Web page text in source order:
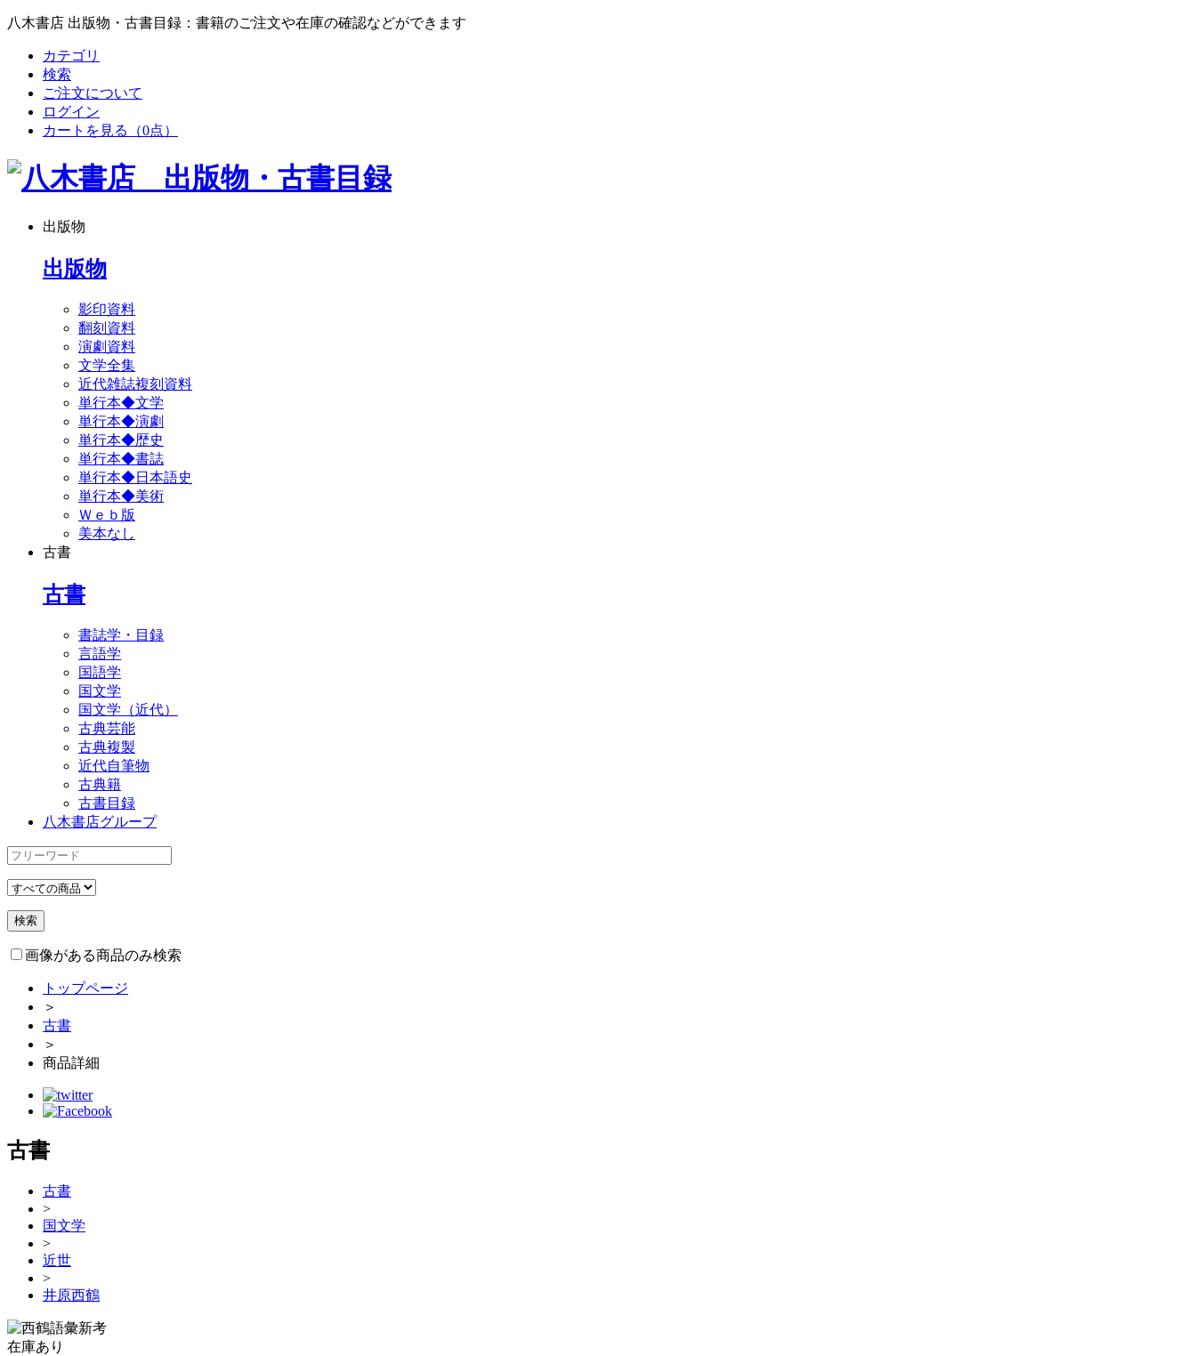
八木書店 出版物・古書目録：書籍のご注文や在庫の確認などができます
カテゴリ
検索
ご注文について
ログイン
カートを見る
（0点）
出版物
出版物
影印資料
翻刻資料
演劇資料
文学全集
近代雑誌複刻資料
単行本◆文学
単行本◆演劇
単行本◆歴史
単行本◆書誌
単行本◆日本語史
単行本◆美術
Ｗｅｂ版
美本なし
古書
古書
書誌学・目録
言語学
国語学
国文学
国文学（近代）
古典芸能
古典複製
近代自筆物
古典籍
古書目録
八木書店グループ
画像がある商品のみ検索
トップページ
＞
古書
＞
商品詳細
古書
古書
>
国文学
>
近世
>
井原西鶴
在庫あり